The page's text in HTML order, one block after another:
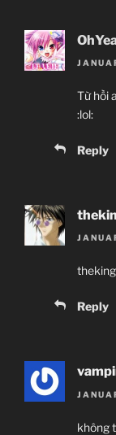
Từ hồi
:lol:
Reply
theking
Reply
không